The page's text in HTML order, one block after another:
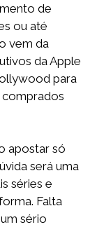
de
ou até
vem da
da Apple
para
apostar só
será uma
séries e
Falta
sério